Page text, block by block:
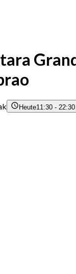
Heute11:30 - 22:30